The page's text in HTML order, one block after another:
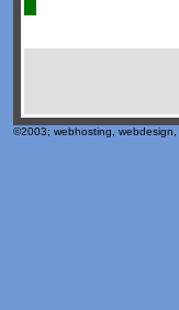
©2003; webhosting webdesign